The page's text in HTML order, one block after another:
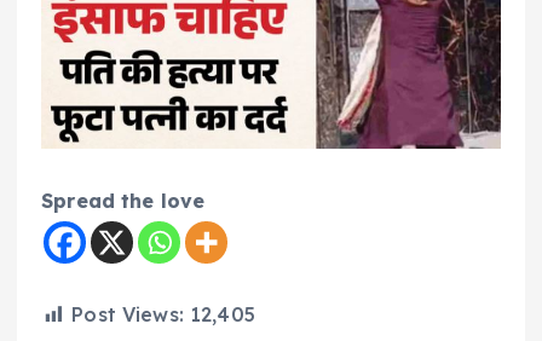
Spread the love
Post Views: 12,405